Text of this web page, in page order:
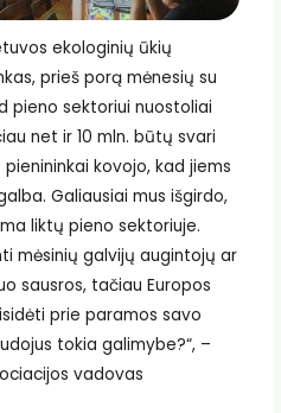
ekologinių ūkių
prieš porą mėnesių su
pieno sektoriui nuostoliai
net ir 10 mln. būtų svari
kovojo, kad jiems
Galiausiai mus išgirdo,
liktų pieno sektoriuje.
mėsinių galvijų augintojų ar
sausros, tačiau Europos
prie paramos savo
tokia galimybe?“, –
vadovas